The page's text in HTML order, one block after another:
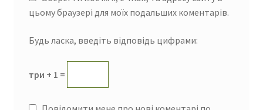
цьому браузері для моїх подальших коментарів.
Будь ласка, введіть відповідь цифрами:
три + 1 =